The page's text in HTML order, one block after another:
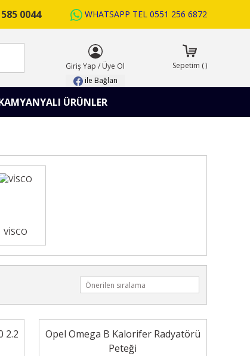
0044 WHATSAPP TEL 0551 256 6872
Giriş Yap / Üye Ol
ile Bağlan
Sepetim ()
ÜRÜNLER
VİSCO
2.2
Opel Omega B Kalorifer Radyatörü
Peteği